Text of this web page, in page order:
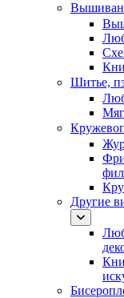
Шитье,
Другие